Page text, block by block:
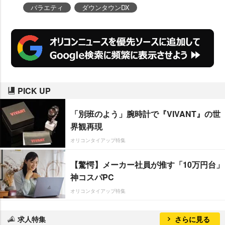
バラエティ ダウンタウンDX
PICK UP
「別班のよう」腕時計で『VIVANT』の世
界観再現
オリコンタイアップ特集
【驚愕】メーカー社員が推す「10万円台」
神コスパPC
オリコンタイアップ特集
求人特集 さらに見る